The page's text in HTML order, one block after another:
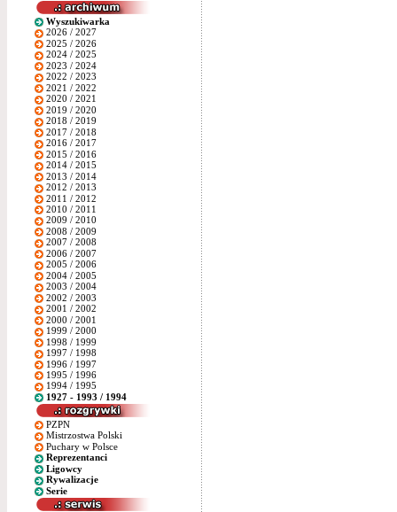
Wyszukiwarka
2026 / 2027
2025 / 2026
2024 / 2025
2023 / 2024
2022 / 2023
2021 / 2022
2020 / 2021
2019 / 2020
2018 / 2019
2017 / 2018
2016 / 2017
2015 / 2016
2014 / 2015
2013 / 2014
2012 / 2013
2011 / 2012
2010 / 2011
2009 / 2010
2008 / 2009
2007 / 2008
2006 / 2007
2005 / 2006
2004 / 2005
2003 / 2004
2002 / 2003
2001 / 2002
2000 / 2001
1999 / 2000
1998 / 1999
1997 / 1998
1996 / 1997
1995 / 1996
1994 / 1995
1927 - 1993 / 1994
PZPN
Mistrzostwa Polski
Puchary w Polsce
Reprezentanci
Ligowcy
Rywalizacje
Serie